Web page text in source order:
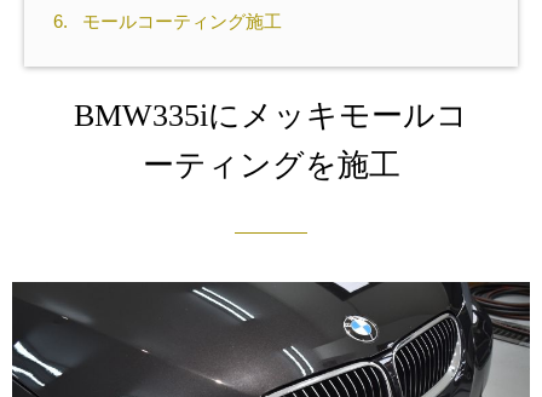
6. モールコーティング施工
BMW335iにメッキモールコ
ーティングを施工